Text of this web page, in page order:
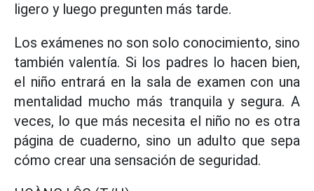
ligero y luego pregunten más tarde.
Los exámenes no son solo conocimiento, sino
también valentía. Si los padres lo hacen bien,
el niño entrará en la sala de examen con una
mentalidad mucho más tranquila y segura. A
veces, lo que más necesita el niño no es otra
página de cuaderno, sino un adulto que sepa
cómo crear una sensación de seguridad.